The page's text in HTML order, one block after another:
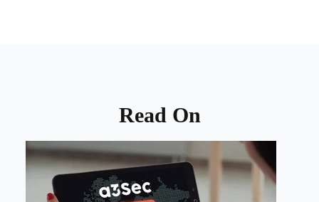
Read On